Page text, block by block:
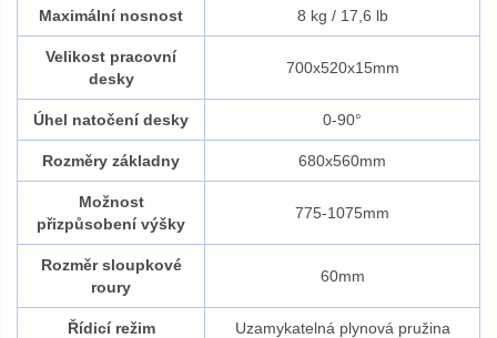
Maximální nosnost 8 kg / 17,6 lb
Velikost pracovní
desky
700x520x15mm
Úhel natočení desky 0-90°
Rozměry základny 680x560mm
Možnost
přizpůsobení výšky
775-1075mm
Rozměr sloupkové
roury
60mm
Řídicí režim Uzamykatelná plynová pružina